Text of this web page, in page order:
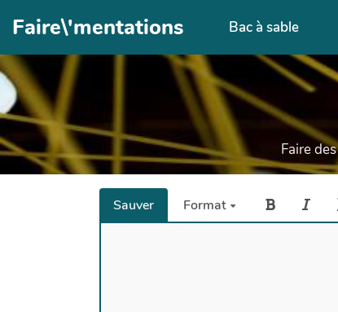
Aller au contenu principal
Faire\'mentations Bac à sable
Faire
Sauver Format